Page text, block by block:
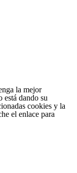
la mejor
está dando su
cookies y la
el enlace para